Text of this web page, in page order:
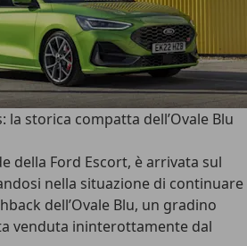
la storica compatta dell’Ovale Blu
della Ford Escort, è arrivata sul
nella situazione di continuare
dell’Ovale Blu, un gradino
venduta ininterottamente dal